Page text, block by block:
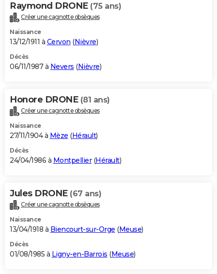
Raymond DRONE (75 ans)
Créer une cagnotte obsèques
Naissance
13/12/1911 à Cervon (Nièvre)
Décès
06/11/1987 à Nevers (Nièvre)
Honore DRONE (81 ans)
Créer une cagnotte obsèques
Naissance
27/11/1904 à Mèze (Hérault)
Décès
24/04/1986 à Montpellier(Hérault)
Jules DRONE (67 ans)
Créer une cagnotte obsèques
Naissance
13/04/1918 à Biencourt-sur-Orge (Meuse)
Décès
01/08/1985 à Ligny-en-Barrois (Meuse)